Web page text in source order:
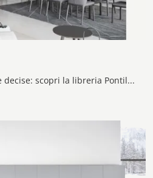
Texture di pregio e forme decise: scopri la libreria Pontile angolare di Novamobili tra le più belle Librerie moderne a muro.